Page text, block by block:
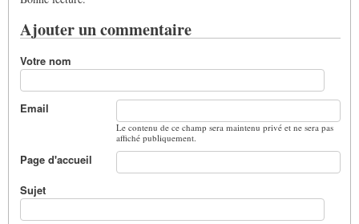
Ajouter un commentaire
Votre nom
Email
Le contenu de ce champ sera maintenu privé et ne sera pas
affiché publiquement.
Page d'accueil
Sujet